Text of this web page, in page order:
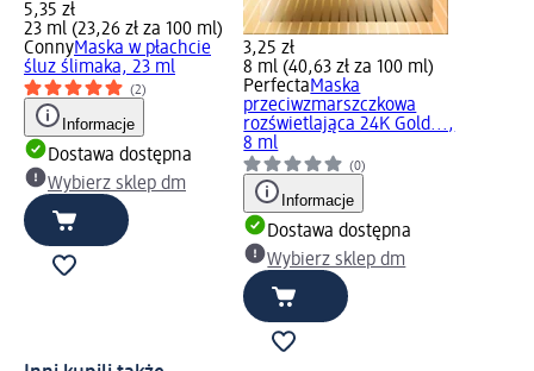
5,35 zł
23 ml (23,26 zł za 100 ml)
ConnyMaska w płachcie
śluz ślimaka, 23 ml
(2)
Informacje
Dostawa dostępna
Wybierz sklep dm
3,25 zł
8 ml (40,63 zł za 100 ml)
PerfectaMaska
przeciwzmarszczkowa
rozświetlająca 24K Gold...,
8 ml
(0)
Informacje
Dostawa dostępna
Wybierz sklep dm